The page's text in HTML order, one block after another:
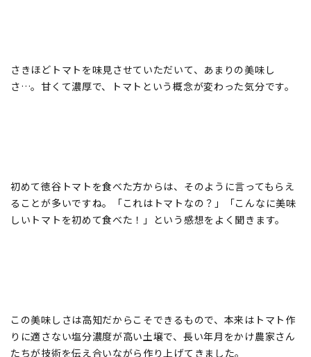
さきほどトマトを味見させていただいて、あまりの美味し
さ…。甘くて濃厚で、トマトという概念が変わった気分です。
初めて徳谷トマトを食べた方からは、そのように言ってもらえ
ることが多いですね。「これはトマトなの？」「こんなに美味
しいトマトを初めて食べた！」という感想をよく聞きます。
この美味しさは高知だからこそできるもので、本来はトマト作
りに適さない塩分濃度が高い土壌で、長い年月をかけ農家さん
たちが技術を伝え合いながら作り上げてきました。